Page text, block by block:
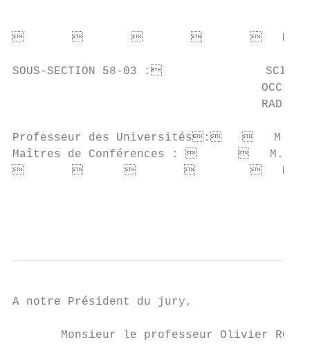
                               M. Stéphane
SOUS-SECTION 58-03 :               SCIENCES
Professeur des Universités:      M.
Maîtres de Conférences :          M. Patrick
                               Mme Sophie
A notre Président du jury,
Monsieur le professeur Olivier